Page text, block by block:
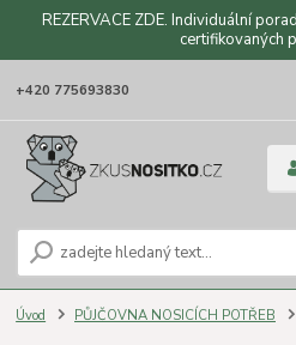
REZERVACE ZDE. Individuální
certifikovaných
+420 775693830
Úvod PŮJČOVNA NOSICÍCH POTŘEB